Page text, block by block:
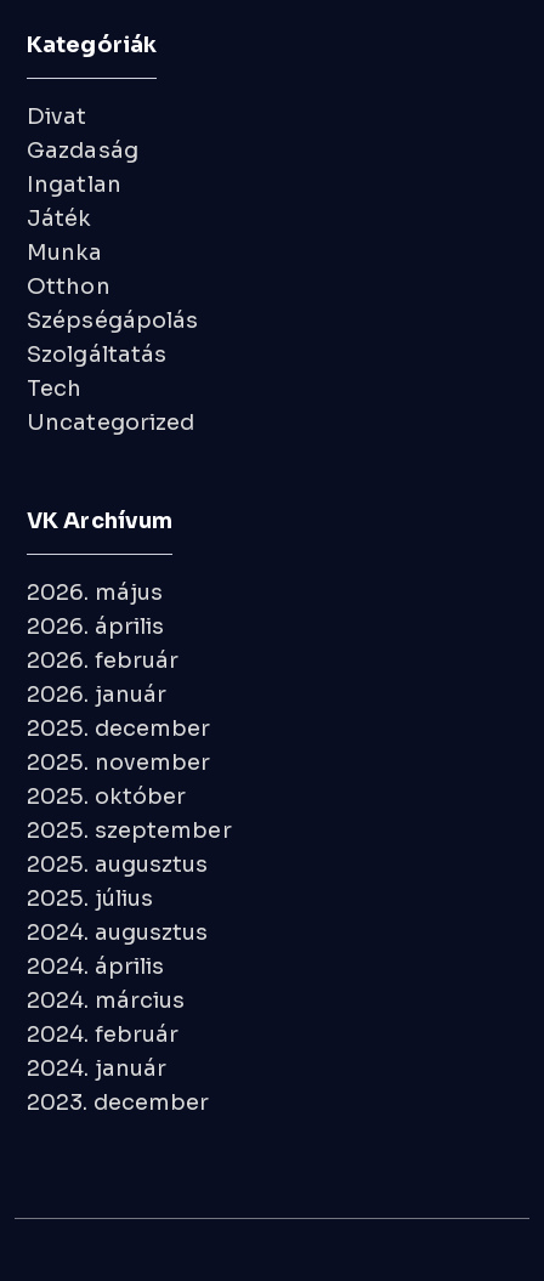
Kategóriák
Divat
Gazdaság
Ingatlan
Játék
Munka
Otthon
Szépségápolás
Szolgáltatás
Tech
Uncategorized
VK Archívum
2026. május
2026. április
2026. február
2026. január
2025. december
2025. november
2025. október
2025. szeptember
2025. augusztus
2025. július
2024. augusztus
2024. április
2024. március
2024. február
2024. január
2023. december